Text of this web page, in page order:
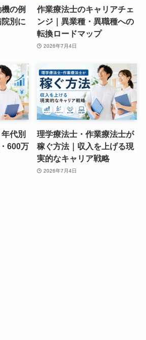
の例
別に
作業療法士のキャリアチェ
ンジ｜異業種・異職種への
転換ロードマップ
2026年7月4日
代別
600万
理学療法士・作業療法士が
稼ぐ方法｜収入を上げる現
実的なキャリア戦略
2026年7月4日